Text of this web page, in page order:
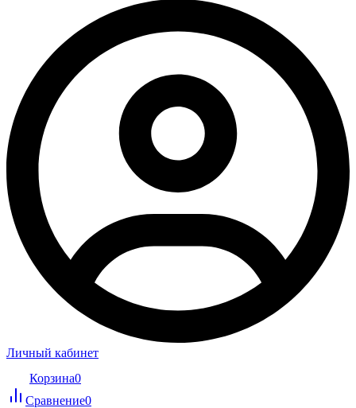
Личный кабинет
Корзина0
Сравнение0